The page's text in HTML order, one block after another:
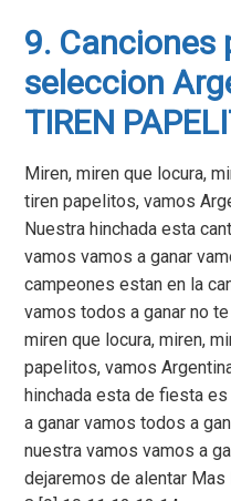
9. Canciones
seleccion
TIREN
Miren, miren que locura,
tiren papelitos, vamos
Nuestra hinchada esta
vamos vamos a ganar
campeones estan en la
vamos todos a ganar no
miren que locura, miren,
papelitos, vamos
hinchada esta de fiesta
a ganar vamos todos a
nuestra vamos vamos a
dejaremos de alentar Mas